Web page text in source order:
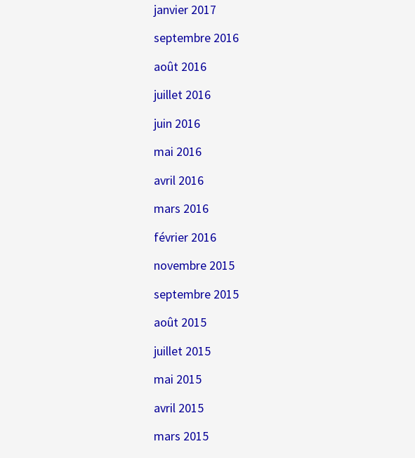
janvier 2017
septembre 2016
août 2016
juillet 2016
juin 2016
mai 2016
avril 2016
mars 2016
février 2016
novembre 2015
septembre 2015
août 2015
juillet 2015
mai 2015
avril 2015
mars 2015